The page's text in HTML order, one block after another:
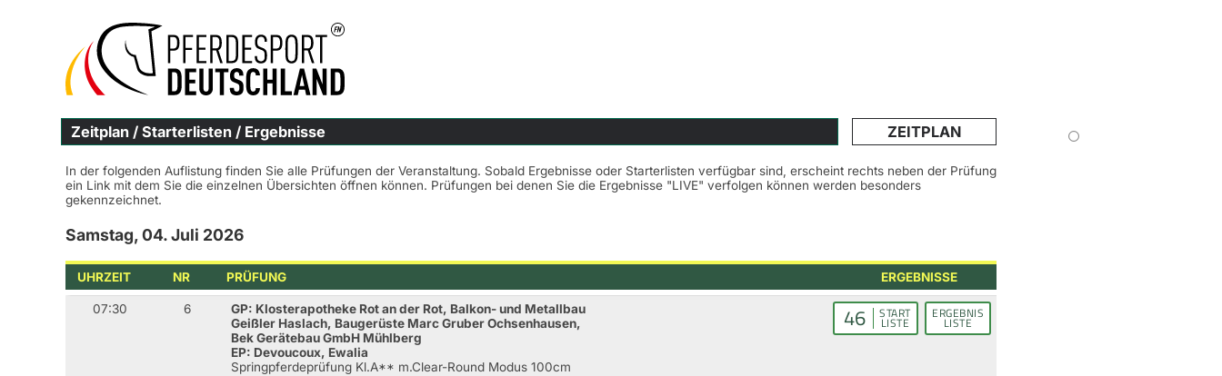
Zeitplan / Starterlisten / Ergebnisse ZEITPLAN
In der folgenden Auflistung finden Sie alle Prüfungen der Veranstaltung. Sobald Ergebnisse oder Starterlisten verfügbar sind, erscheint rechts neben der Prüfung
ein Link mit dem Sie die einzelnen Übersichten öffnen können. Prüfungen bei denen Sie die Ergebnisse "LIVE" verfolgen können werden besonders
gekennzeichnet.
Samstag, 04. Juli 2026
UHRZEIT NR PRÜFUNG ERGEBNISSE
07:30 6
GP: Klosterapotheke Rot an der Rot, Balkon- und Metallbau
Geißler Haslach, Baugerüste Marc Gruber Ochsenhausen,
Bek Gerätebau GmbH Mühlberg
EP: Devoucoux, Ewalia
Springpferdeprüfung Kl.A** m.Clear-Round Modus 100cm
46 START
LISTE
ERGEBNIS
LISTE